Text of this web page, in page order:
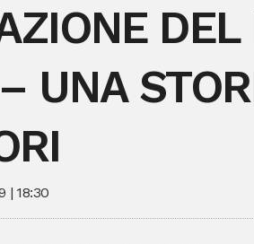
UNA
| 18:30